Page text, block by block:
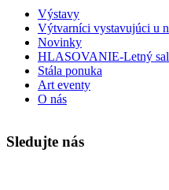
Výstavy
Výtvarníci vystavujúci u
Novinky
HLASOVANIE-Letný
Stála ponuka
Art eventy
O nás
Sledujte nás